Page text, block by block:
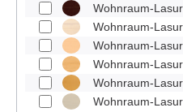
Wohnraum-
Wohnraum-
Wohnraum-
Wohnraum-
Wohnraum-
Wohnraum-